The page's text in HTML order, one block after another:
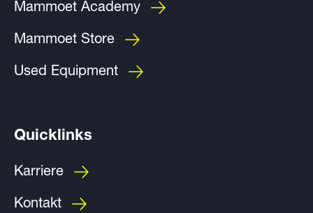
Mammoet Academy
Mammoet Store
Used Equipment
Quicklinks
Karriere
Kontakt